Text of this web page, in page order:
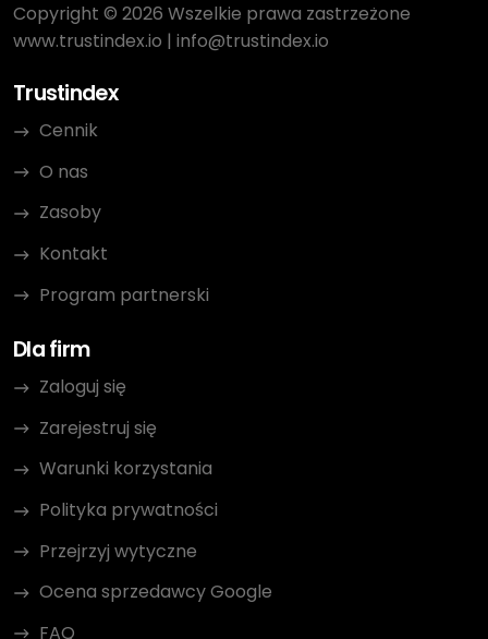
Copyright © 2026 Wszelkie prawa zastrzeżone
www.trustindex.io | info@trustindex.io
Trustindex
Cennik
O nas
Zasoby
Kontakt
Program partnerski
Dla firm
Zaloguj się
Zarejestruj się
Warunki korzystania
Polityka prywatności
Przejrzyj wytyczne
Ocena sprzedawcy Google
FAQ